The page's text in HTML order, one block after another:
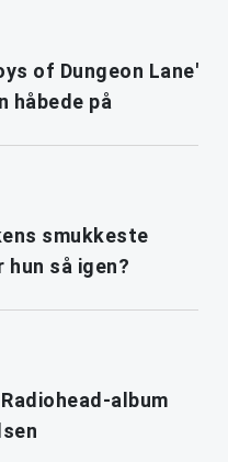
of Dungeon Lane'
håbede på
smukkeste
så igen?
album